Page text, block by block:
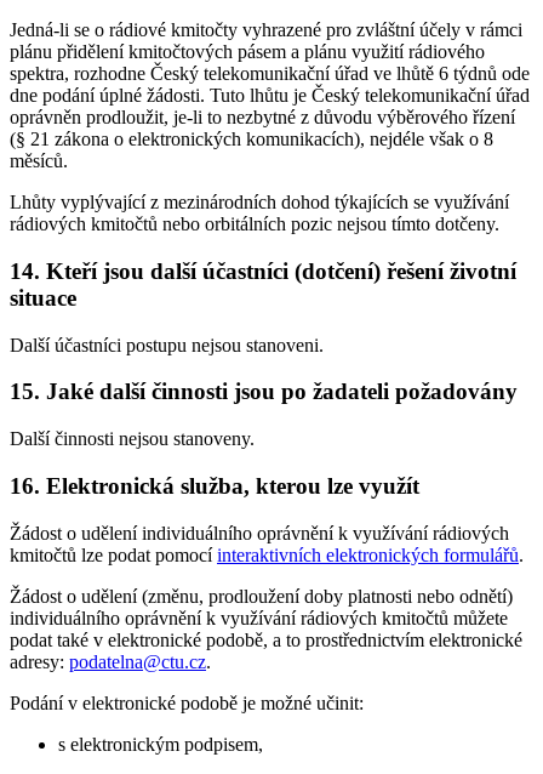
Jedná-li se o rádiové kmitočty vyhrazené pro zvláštní účely v rámci
plánu přidělení kmitočtových pásem a plánu využití rádiového
spektra, rozhodne Český telekomunikační úřad ve lhůtě 6 týdnů ode
dne podání úplné žádosti. Tuto lhůtu je Český telekomunikační úřad
oprávněn prodloužit, je-li to nezbytné z důvodu výběrového řízení
(§ 21 zákona o elektronických komunikacích), nejdéle však o 8
měsíců.
Lhůty vyplývající z mezinárodních dohod týkajících se využívání
rádiových kmitočtů nebo orbitálních pozic nejsou tímto dotčeny.
14. Kteří jsou další účastníci (dotčení) řešení životní
situace
Další účastníci postupu nejsou stanoveni.
15. Jaké další činnosti jsou po žadateli požadovány
Další činnosti nejsou stanoveny.
16. Elektronická služba, kterou lze využít
Žádost o udělení individuálního oprávnění k využívání rádiových
kmitočtů lze podat pomocíinteraktivních elektronických formulářů.
Žádost o udělení (změnu, prodloužení doby platnosti nebo odnětí)
individuálního oprávnění k využívání rádiových kmitočtů můžete
podat také v elektronické podobě, a to prostřednictvím elektronické
adresy: podatelna@ctu.cz.
Podání v elektronické podobě je možné učinit:
s elektronickým podpisem,